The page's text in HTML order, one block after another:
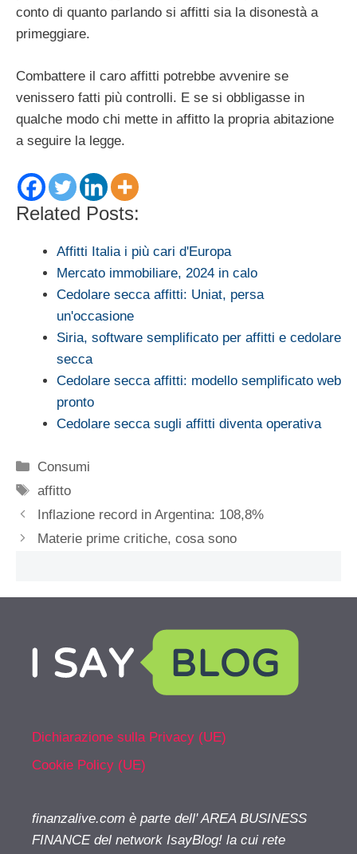
conto di quanto parlando si affitti sia la disonestà a
primeggiare.
Combattere il caro affitti potrebbe avvenire se
venissero fatti più controlli. E se si obbligasse in
qualche modo chi mette in affitto la propria abitazione
a seguire la legge.
Related Posts:
Affitti Italia i più cari d'Europa
Mercato immobiliare, 2024 in calo
Cedolare secca affitti: Uniat, persa
un'occasione
Siria, software semplificato per affitti e cedolare
secca
Cedolare secca affitti: modello semplificato web
pronto
Cedolare secca sugli affitti diventa operativa
Categorie
Consumi
Tag
affitto
Inflazione record in Argentina: 108,8%
Materie prime critiche, cosa sono
Dichiarazione sulla Privacy (UE)
Cookie Policy (UE)
finanzalive.com è parte dell' AREA BUSINESS
FINANCE del network IsayBlog! la cui rete